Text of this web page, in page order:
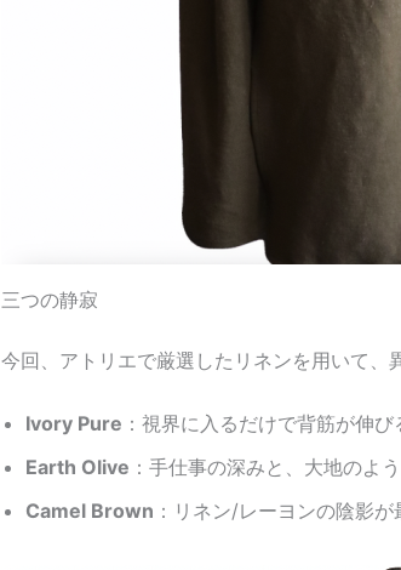
三つの静寂
今回、アトリエで厳選したリネンを用いて、
Ivory Pure ：視界に入るだけで背筋が伸
Earth Olive ：手仕事の深みと、大地のよ
Camel Brown ：リネン/レーヨンの陰影